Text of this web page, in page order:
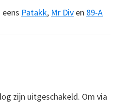
Patakk, Mr Div en 89-A
zijn uitgeschakeld. Om via